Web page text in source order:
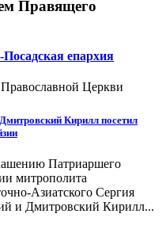
Правящего
епархия
Церкви
Кирилл посетил
Патриаршего
митрополита
Азиатского Сергия
и Дмитровский Кирилл...